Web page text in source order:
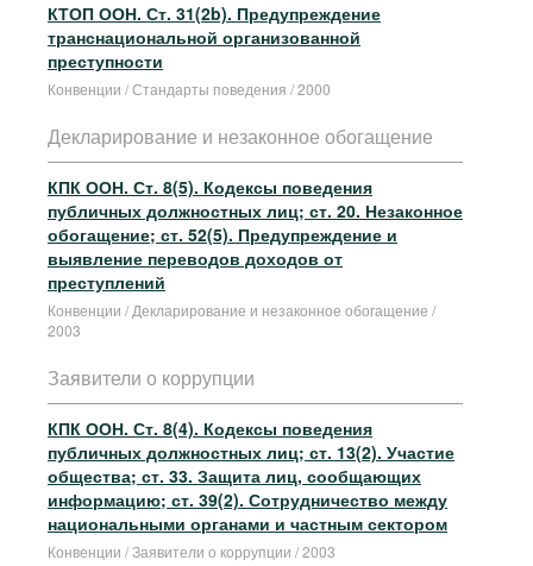
КТОП ООН. Ст. 31(2b). Предупреждение
транснациональной организованной
преступности
Конвенции / Стандарты поведения / 2000
Декларирование и незаконное обогащение
КПК ООН. Ст. 8(5). Кодексы поведения
публичных должностных лиц; ст. 20. Незаконное
обогащение; ст. 52(5). Предупреждение и
выявление переводов доходов от
преступлений
Конвенции / Декларирование и незаконное обогащение /
2003
Заявители о коррупции
КПК ООН. Ст. 8(4). Кодексы поведения
публичных должностных лиц; ст. 13(2). Участие
общества; ст. 33. Защита лиц, сообщающих
информацию; ст. 39(2). Сотрудничество между
национальными органами и частным сектором
Конвенции / Заявители о коррупции / 2003